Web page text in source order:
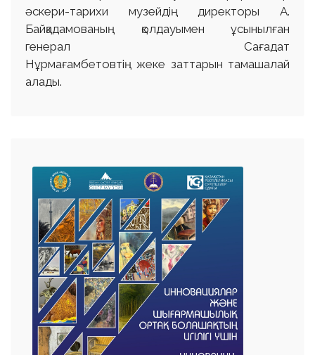
әскери-тарихи музейдің директоры А.
Байқадамованың қолдауымен ұсынылған
генерал Сағадат
Нұрмағамбетовтің жеке заттарын тамашалай
алады.